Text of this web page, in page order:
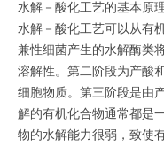
水解－酸化工艺的基本原
水解－酸化工艺可以从有
兼性细菌产生的水解酶类
溶解性。第二阶段为产酸
细胞物质。第三阶段是由
解的有机化合物通常都是
物的水解能力很弱，致使